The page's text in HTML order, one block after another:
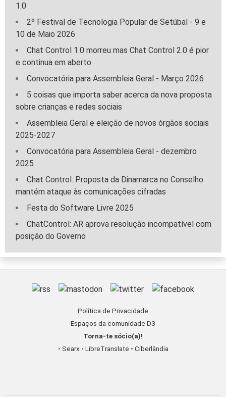
1.0
2º Festival de Tecnologia Popular de Setúbal - 9 e
10 de Maio 2026
Chat Control 1.0 morreu mas Chat Control 2.0 é pior
e continua em aberto
Convocatória para Assembleia Geral - Março 2026
5 coisas que importa saber acerca da nova proposta
sobre crianças e redes sociais
Assembleia Geral e eleição de novos órgãos sociais
2025-2027
Convocatória para Assembleia Geral - dezembro
2025
Chat Control: Proposta da Dinamarca no Conselho
mantém ataque às comunicações cifradas
Festa do Software Livre 2025
ChatControl: AR aprova resolução incompatível com
posição do Governo
Política de Privacidade
Espaços da comunidade D3
Torna-te sócio(a)!
• Searx • LibreTranslate • Ciberlândia